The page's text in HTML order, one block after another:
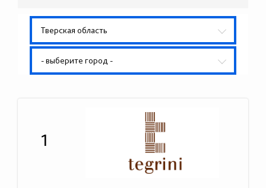
Тверская область
- выберите город -
1